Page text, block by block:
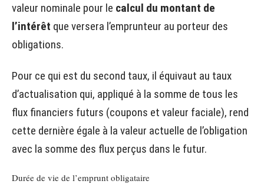
valeur nominale pour le calcul du montant de
l’intérêt que versera l’emprunteur au porteur des
obligations.
Pour ce qui est du second taux, il équivaut au taux
d’actualisation qui, appliqué à la somme de tous les
flux financiers futurs (coupons et valeur faciale), rend
cette dernière égale à la valeur actuelle de l’obligation
avec la somme des flux perçus dans le futur.
Durée de vie de l’emprunt obligataire